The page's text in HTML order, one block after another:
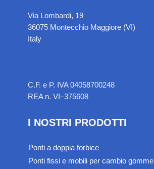
Via Lombardi, 19
36075 Montecchio Maggiore (VI)
Italy
C.F. e P. IVA 04058700248
REA n. VI–375608
I NOSTRI PRODOTTI
Ponti a doppia forbice
Ponti fissi e mobili per cambio gomme